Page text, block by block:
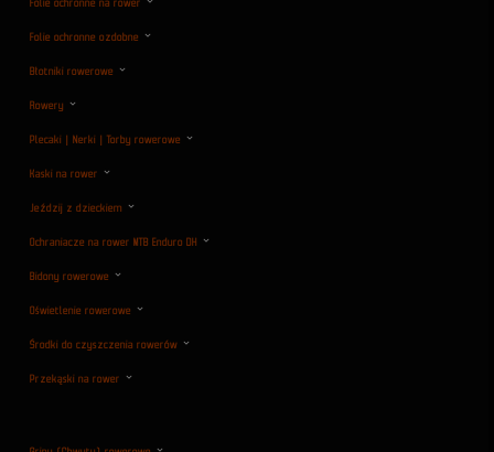
Folie ochronne na rower
Folie ochronne ozdobne
Błotniki rowerowe
Rowery
Plecaki | Nerki | Torby rowerowe
Kaski na rower
Jeździj z dzieckiem
Ochraniacze na rower MTB Enduro DH
Bidony rowerowe
Oświetlenie rowerowe
Środki do czyszczenia rowerów
Przekąski na rower